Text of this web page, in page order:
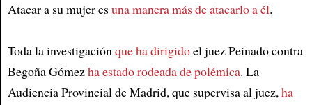
Atacar a su mujer esuna manera más de atacarlo a él.
Toda la investigaciónque ha dirigidoel juez Peinado contra
Begoña Gómezha estado rodeada de polémica. La
Audiencia Provincial de Madrid, que supervisa al juez,ha